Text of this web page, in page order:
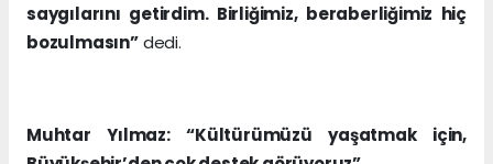
saygılarını getirdim. Birliğimiz, beraberliğimiz hiç
bozulmasın”dedi.
Muhtar Yılmaz: “Kültürümüzü yaşatmak için,